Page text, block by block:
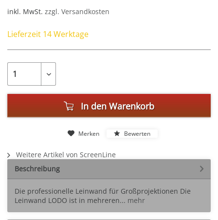
inkl. MwSt. zzgl. Versandkosten
Lieferzeit 14 Werktage
In den Warenkorb
Merken Bewerten
Weitere Artikel von ScreenLine
Beschreibung
Die professionelle Leinwand für Großprojektionen Die
Leinwand LODO ist in mehreren... mehr